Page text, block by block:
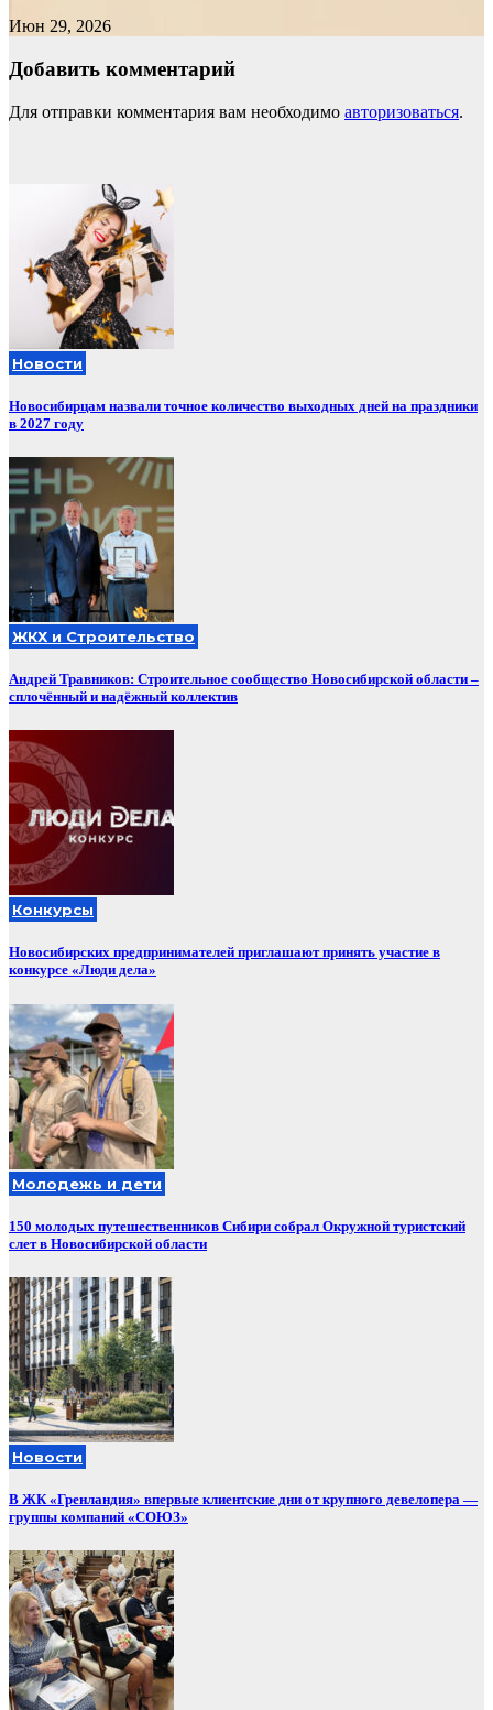
Июн 29, 2026
Добавить комментарий
Для отправки комментария вам необходимо авторизоваться.
Новости
Новосибирцам назвали точное количество выходных дней на праздники
в 2027 году
ЖКХ и Строительство
Андрей Травников: Строительное сообщество Новосибирской области –
сплочённый и надёжный коллектив
Конкурсы
Новосибирских предпринимателей приглашают принять участие в
конкурсе «Люди дела»
Молодежь и дети
150 молодых путешественников Сибири собрал Окружной туристский
слет в Новосибирской области
Новости
В ЖК «Гренландия» впервые клиентские дни от крупного девелопера —
группы компаний «СОЮЗ»